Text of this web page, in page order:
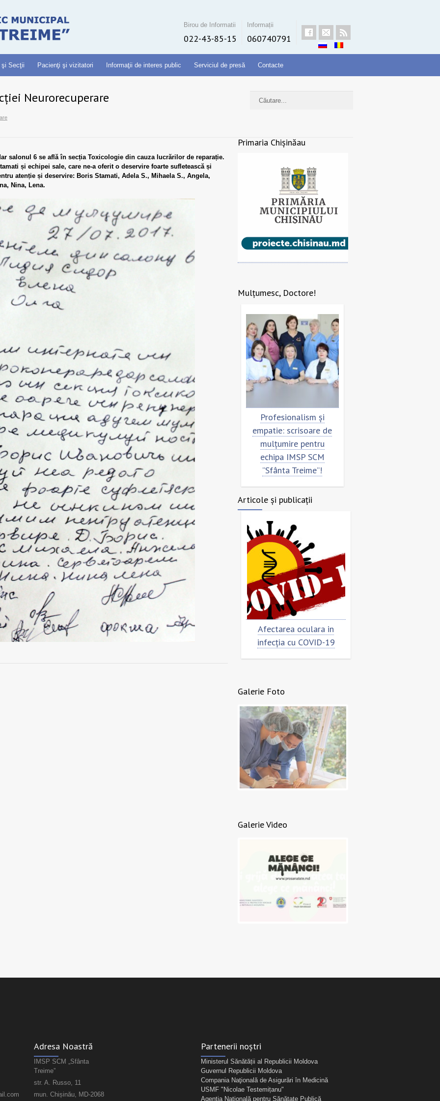
Birou de Informatii
022-43-85-15
Informații
060740791
şi Secţii Pacienţi şi vizitatori Informaţii de interes public Serviciul de presă Contacte
Neurorecuperare
salonul 6 se află în secția Toxicologie din cauza lucrărilor de reparație.
și echipei sale, care ne-a oferit o deservire foarte sufletească și
atenție și deservire: Boris Stamati, Adela S., Mihaela S., Angela,
Nina, Lena.
Primaria Chișinăau
Mulțumesc, Doctore!
de mulțumire
Echipa IMSP
„Sfânta Treime”
Scrisoare de mulțumire
pentru Echipa IMSP
SCM „Sfânta Treime”
Profesionalism și
empatie: scrisoare de
mulțumire pentru
echipa IMSP SCM
”Sfânta Treime”!
Scrisoare de mulțumire
pentru echipa SCM
Articole și publicații
- Ziua
a Inimii
Limfom gastric primar
Afectarea oculara in
infecția cu COVID-19
Galerie Foto
Galerie Video
Adresa Noastră
IMSP SCM „Sfânta
Treime”
str. A. Russo, 11
mun. Chișinău, MD-2068
Partenerii noștri
Ministerul Sănătății al Republicii Moldova
Guvernul Republicii Moldova
Compania Naţională de Asigurări în Medicină
USMF "Nicolae Testemițanu"
Agenția Națională pentru Sănătate Publică